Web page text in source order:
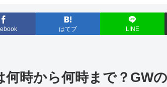
はてブ LINE
時から何時まで？GW